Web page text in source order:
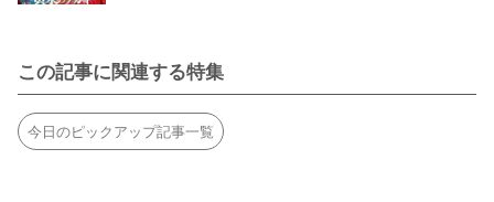
この記事に関連する特集
今日のピックアップ記事一覧